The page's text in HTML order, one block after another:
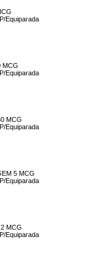
Equiparada
MCG
Equiparada
MCG
Equiparada
5 MCG
Equiparada
MCG
Equiparada